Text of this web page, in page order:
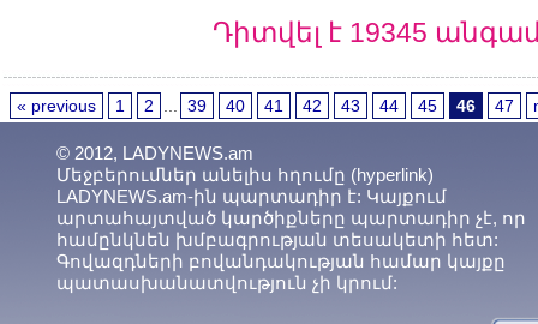
Դիտվել է 19345
« previous 1 2 39 40 41 42 43 44 45 46 47
© 2012, LADYNEWS.am
Մեջբերումներ անելիս հղումը (hyperlink)
LADYNEWS.am-ին պարտադիր է: Կայքում
արտահայտված կարծիքները պարտադիր չէ, որ
համընկնեն խմբագրության տեսակետի հետ:
Գովազդների բովանդակության համար կայքը
պատասխանատվություն չի կրում: